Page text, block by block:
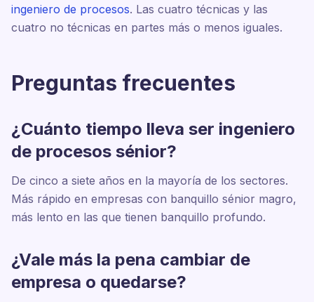
ingeniero de procesos. Las cuatro técnicas y las
cuatro no técnicas en partes más o menos iguales.
Preguntas frecuentes
¿Cuánto tiempo lleva ser ingeniero
de procesos sénior?
De cinco a siete años en la mayoría de los sectores.
Más rápido en empresas con banquillo sénior magro,
más lento en las que tienen banquillo profundo.
¿Vale más la pena cambiar de
empresa o quedarse?